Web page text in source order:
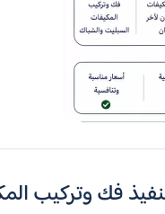
فك وتركيب